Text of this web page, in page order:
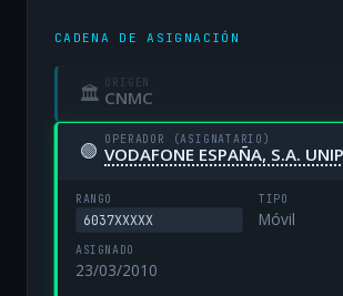
CADENA DE ASIGNACIÓN
🏛 ORIGEN
CNMC
🟢 OPERADOR (ASIGNATARIO)
RANGO
6037XXXXX
TIPO
Móvil
ASIGNADO
23/03/2010